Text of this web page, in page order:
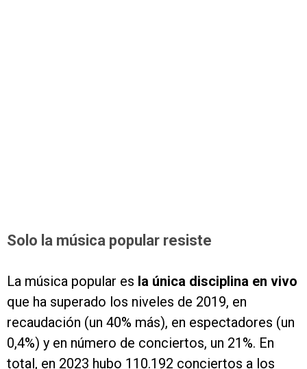
Solo la música popular resiste
La música popular es la única disciplina en vivo
que ha superado los niveles de 2019, en
recaudación (un 40% más), en espectadores (un
0,4%) y en número de conciertos, un 21%. En
total, en 2023 hubo 110.192 conciertos a los